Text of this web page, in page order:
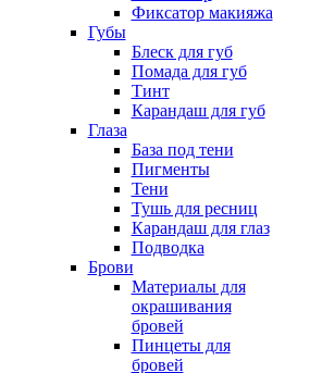
Фиксатор макияжа
Губы
Блеск для губ
Помада для губ
Тинт
Карандаш для губ
Глаза
База под тени
Пигменты
Тени
Тушь для ресниц
Карандаш для глаз
Подводка
Брови
Материалы для
окрашивания
бровей
Пинцеты для
бровей